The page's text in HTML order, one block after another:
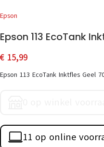
Epson
Epson 113 EcoTank
€ 15,99
Epson 113 EcoTank Inktfles Geel
11 op online